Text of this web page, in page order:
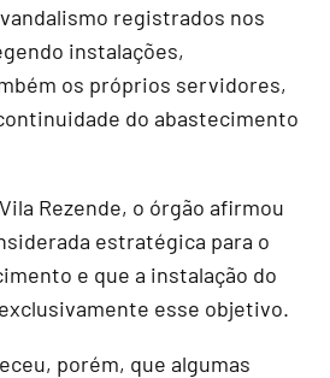
registrados nos
instalações,
os próprios servidores,
do abastecimento
Rezende, o órgão afirmou
estratégica para o
e que a instalação do
esse objetivo.
porém, que algumas